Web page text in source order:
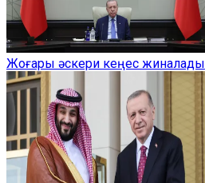
Жоғары әскери кеңес жиналады